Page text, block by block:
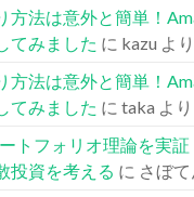
方法は意外と簡単！
てみました に kazu より
方法は意外と簡単！
てみました に taka より
トフォリオ理論を実
投資を考える に さぼて